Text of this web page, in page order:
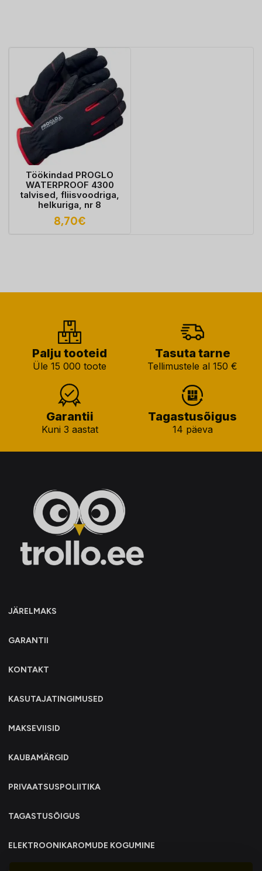
Töökindad PROGLO
WATERPROOF 4300
talvised, fliisvoodriga,
helkuriga, nr 8
8,70€
Palju tooteid
Üle 15 000 toote
Tasuta tarne
Tellimustele al 150 €
Garantii
Kuni 3 aastat
Tagastusõigus
14 päeva
JÄRELMAKS
GARANTII
KONTAKT
KASUTAJATINGIMUSED
MAKSEVIISID
KAUBAMÄRGID
PRIVAATSUSPOLIITIKA
TAGASTUSÕIGUS
ELEKTROONIKAROMUDE KOGUMINE